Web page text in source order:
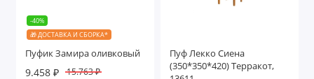
-40%
🎁 ДОСТАВКА И СБОРКА*
Пуфик Замира оливковый
9.458 ₽ 15.763 ₽
Пуф Лекко Сиена
(350*350*420) Терракот,